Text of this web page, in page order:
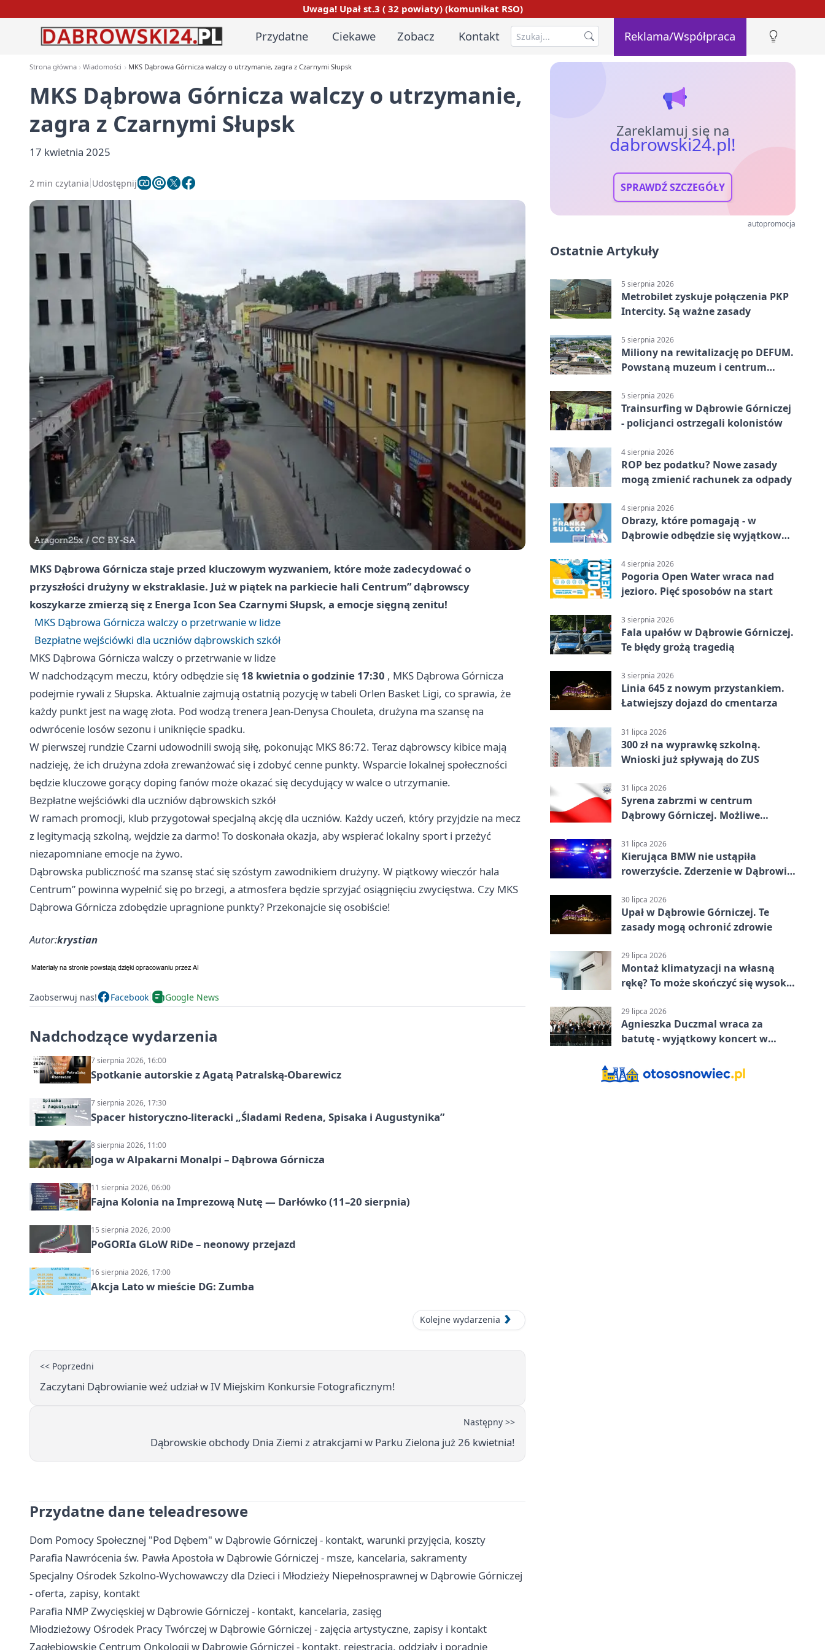
Uwaga! Upał st.3 ( 32 powiaty) (komunikat RSO)
Przydatne Ciekawe Zobacz Kontakt Reklama/Współpraca
Strona główna Wiadomości MKS Dąbrowa Górnicza walczy o utrzymanie, zagra z Czarnymi Słupsk
MKS Dąbrowa Górnicza walczy o utrzymanie,
zagra z Czarnymi Słupsk
17 kwietnia 2025
2 min czytania Udostępnij
MKS Dąbrowa Górnicza staje przed kluczowym wyzwaniem, które może zadecydować o
przyszłości drużyny w ekstraklasie. Już w piątek na parkiecie hali Centrum” dąbrowscy
koszykarze zmierzą się z Energa Icon Sea Czarnymi Słupsk, a emocje sięgną zenitu!
MKS Dąbrowa Górnicza walczy o przetrwanie w lidze
Bezpłatne wejściówki dla uczniów dąbrowskich szkół
MKS Dąbrowa Górnicza walczy o przetrwanie w lidze
W nadchodzącym meczu, który odbędzie się 18 kwietnia o godzinie 17:30 , MKS Dąbrowa Górnicza
podejmie rywali z Słupska. Aktualnie zajmują ostatnią pozycję w tabeli Orlen Basket Ligi, co sprawia, że
każdy punkt jest na wagę złota. Pod wodzą trenera Jean-Denysa Chouleta, drużyna ma szansę na
odwrócenie losów sezonu i uniknięcie spadku.
W pierwszej rundzie Czarni udowodnili swoją siłę, pokonując MKS 86:72. Teraz dąbrowscy kibice mają
nadzieję, że ich drużyna zdoła zrewanżować się i zdobyć cenne punkty. Wsparcie lokalnej społeczności
będzie kluczowe gorący doping fanów może okazać się decydujący w walce o utrzymanie.
Bezpłatne wejściówki dla uczniów dąbrowskich szkół
W ramach promocji, klub przygotował specjalną akcję dla uczniów. Każdy uczeń, który przyjdzie na mecz
z legitymacją szkolną, wejdzie za darmo! To doskonała okazja, aby wspierać lokalny sport i przeżyć
niezapomniane emocje na żywo.
Dąbrowska publiczność ma szansę stać się szóstym zawodnikiem drużyny. W piątkowy wieczór hala
Centrum” powinna wypełnić się po brzegi, a atmosfera będzie sprzyjać osiągnięciu zwycięstwa. Czy MKS
Dąbrowa Górnicza zdobędzie upragnione punkty? Przekonajcie się osobiście!
Autor:krystian
Zaobserwuj nas! Facebook Google News
Nadchodzące wydarzenia
7 sierpnia 2026, 16:00
Spotkanie autorskie z Agatą Patralską-Obarewicz
7 sierpnia 2026, 17:30
Spacer historyczno-literacki „Śladami Redena, Spisaka i Augustynika”
8 sierpnia 2026, 11:00
Joga w Alpakarni Monalpi – Dąbrowa Górnicza
11 sierpnia 2026, 06:00
Fajna Kolonia na Imprezową Nutę — Darłówko (11–20 sierpnia)
15 sierpnia 2026, 20:00
PoGORIa GLoW RiDe – neonowy przejazd
16 sierpnia 2026, 17:00
Akcja Lato w mieście DG: Zumba
Kolejne wydarzenia
<< Poprzedni
Zaczytani Dąbrowianie weź udział w IV Miejskim Konkursie Fotograficznym!
Następny >>
Dąbrowskie obchody Dnia Ziemi z atrakcjami w Parku Zielona już 26 kwietnia!
Przydatne dane teleadresowe
Dom Pomocy Społecznej "Pod Dębem" w Dąbrowie Górniczej - kontakt, warunki przyjęcia, koszty
Parafia Nawrócenia św. Pawła Apostoła w Dąbrowie Górniczej - msze, kancelaria, sakramenty
Specjalny Ośrodek Szkolno-Wychowawczy dla Dzieci i Młodzieży Niepełnosprawnej w Dąbrowie Górniczej
- oferta, zapisy, kontakt
Parafia NMP Zwycięskiej w Dąbrowie Górniczej - kontakt, kancelaria, zasięg
Młodzieżowy Ośrodek Pracy Twórczej w Dąbrowie Górniczej - zajęcia artystyczne, zapisy i kontakt
Zagłębiowskie Centrum Onkologii w Dąbrowie Górniczej - kontakt, rejestracja, oddziały i poradnie
Zareklamuj się na
dabrowski24.pl!
SPRAWDŹ SZCZEGÓŁY
autopromocja
Ostatnie Artykuły
5 sierpnia 2026
Metrobilet zyskuje połączenia PKP
Intercity. Są ważne zasady
5 sierpnia 2026
Miliony na rewitalizację po DEFUM.
Powstaną muzeum i centrum
5 sierpnia 2026
Trainsurfing w Dąbrowie Górniczej
- policjanci ostrzegali kolonistów
4 sierpnia 2026
ROP bez podatku? Nowe zasady
mogą zmienić rachunek za odpady
4 sierpnia 2026
Obrazy, które pomagają - w
Dąbrowie odbędzie się wyjątkowa
4 sierpnia 2026
Pogoria Open Water wraca nad
jezioro. Pięć sposobów na start
3 sierpnia 2026
Fala upałów w Dąbrowie Górniczej.
Te błędy grożą tragedią
3 sierpnia 2026
Linia 645 z nowym przystankiem.
Łatwiejszy dojazd do cmentarza
31 lipca 2026
300 zł na wyprawkę szkolną.
Wnioski już spływają do ZUS
31 lipca 2026
Syrena zabrzmi w centrum
Dąbrowy Górniczej. Możliwe
31 lipca 2026
Kierująca BMW nie ustąpiła
rowerzyście. Zderzenie w Dąbrowie
30 lipca 2026
Upał w Dąbrowie Górniczej. Te
zasady mogą ochronić zdrowie
29 lipca 2026
Montaż klimatyzacji na własną
rękę? To może skończyć się wysoką
29 lipca 2026
Agnieszka Duczmal wraca za
batutę - wyjątkowy koncert w